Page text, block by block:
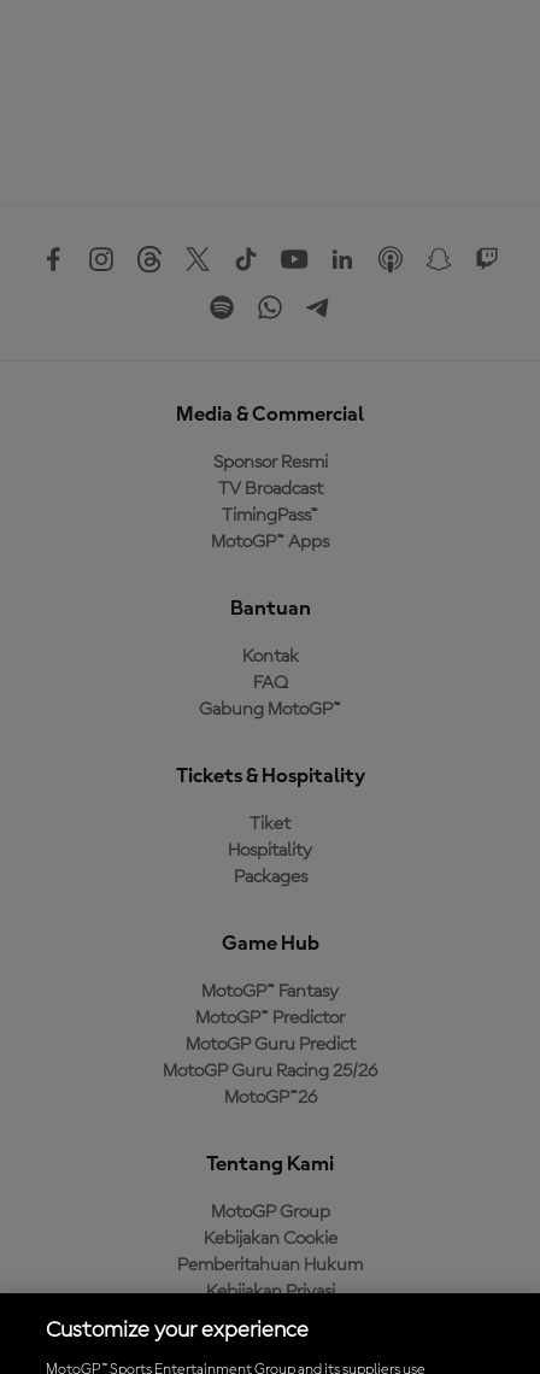
Media & Commercial
Sponsor Resmi
TV Broadcast
TimingPass™
MotoGP™ Apps
Bantuan
Kontak
FAQ
Gabung MotoGP™
Tickets & Hospitality
Tiket
Hospitality
Packages
Game Hub
MotoGP™ Fantasy
MotoGP™ Predictor
MotoGP Guru Predict
MotoGP Guru Racing 25/26
MotoGP™26
Tentang Kami
MotoGP Group
Kebijakan Cookie
Pemberitahuan Hukum
Kebijakan Privasi
Kebijakan Pembelian
Customize your experience
MotoGP™ Sports Entertainment Group and its suppliers use